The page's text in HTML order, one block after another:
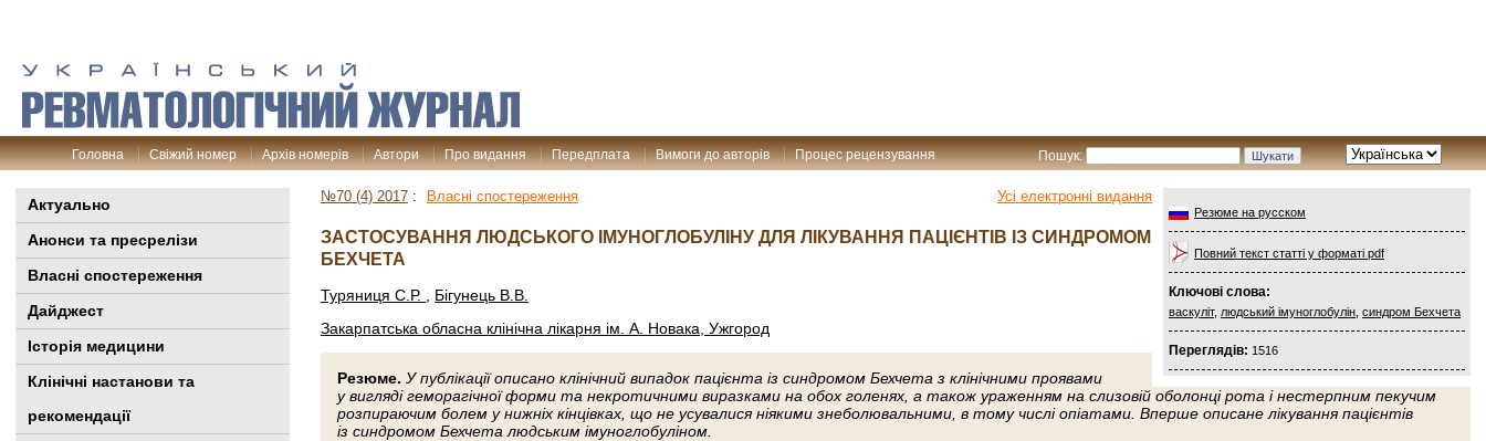
Пошук:
Головна Свіжий номер Архів номерів Автори Про видання Передплата Вимоги до авторів Процес рецензування
Актуально
Анонси та пресрелізи
Власні спостереження
Дайджест
Історія медицини
Клінiчні настанови та
рекомендації
Резюме на русском
Повний текст статті у форматі pdf
Ключові слова:
васкуліт, людський імуноглобулін синдром Бехчета
Переглядів: 1516
Усі електронні видання
№70 (4) 2017 : Власні спостереження
ЗАСТОСУВАННЯ ЛЮДСЬКОГО ІМУНОГЛОБУЛІНУ ДЛЯ ЛІКУВАННЯ ПАЦІЄНТІВ ІЗ СИНДРОМОМ
БЕХЧЕТА
Туряниця С.Р.
Бігунець В.В.
Закарпатська обласна клінічна лікарня ім. А. Новака, Ужгород
Резюме. У публікації описано клінічний випадок пацієнта із синдромом Бехчета з клінічними проявами
у вигляді геморагічної форми та некротичними виразками на обох голенях, а також ураженням на слизовій оболонці рота і нестерпним пекучим
розпираючим болем у нижніх кінцівках, що не усувалися ніякими знеболювальними, в тому числі опіатами. Вперше описане лікування пацієнтів
із синдромом Бехчета людським імуноглобуліном.